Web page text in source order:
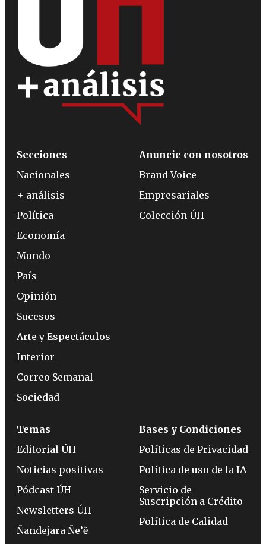
Secciones
Nacionales
+ análisis
Política
Economía
Mundo
País
Opinión
Sucesos
Arte y Espectáculos
Interior
Correo Semanal
Sociedad
Anuncie con nosotros
Brand Voice
Empresariales
Colección ÚH
Temas
Editorial ÚH
Noticias positivas
Pódcast ÚH
Newsletters ÚH
Ñandejara Ñe’ẽ
Bases y Condiciones
Políticas de Privacidad
Política de uso de la IA
Servicio de
Suscripción a Crédito
Política de Calidad